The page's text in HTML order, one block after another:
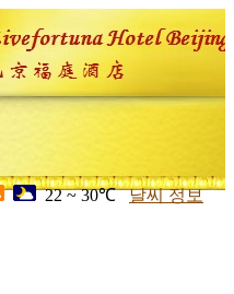
22 ~ 30℃ 날씨 정보